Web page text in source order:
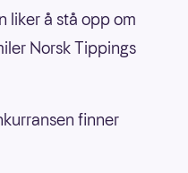
liker å stå opp om
Norsk Tippings
finner